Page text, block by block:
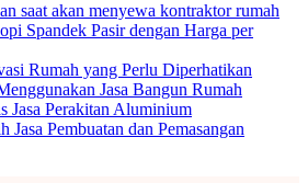
saat akan menyewa kontraktor rumah
Spandek Pasir dengan Harga per
Rumah yang Perlu Diperhatikan
Jasa Bangun Rumah
Jasa Perakitan Aluminium
Jasa Pembuatan dan Pemasangan